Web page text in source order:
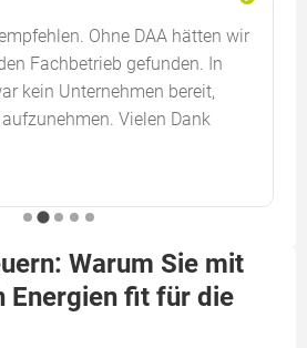
Ohne DAA hätten wir
Fachbetrieb gefunden. In
kein Unternehmen bereit,
Vielen Dank
Warum Sie mit
Energien fit für die